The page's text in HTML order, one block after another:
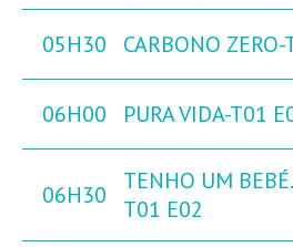
05H30 CARBONO
06H00 PURA VIDA-T01
06H30
TENHO UM
T01 E02